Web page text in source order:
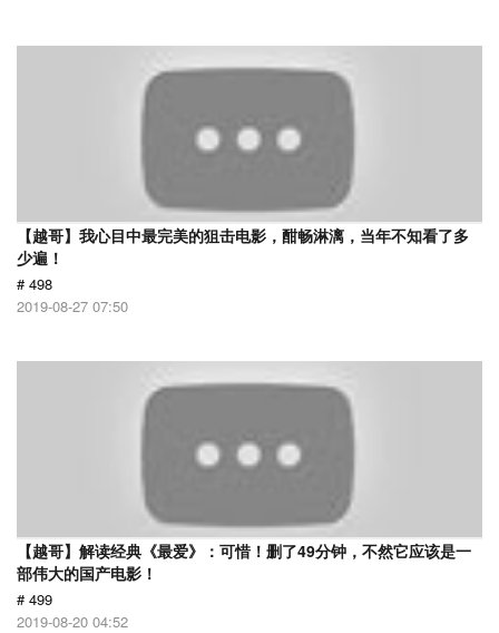
【越哥】我心目中最完美的狙击电影，酣畅淋漓，当年不知看了多
少遍！
# 498
2019-08-27 07:50
【越哥】解读经典《最爱》：可惜！删了49分钟，不然它应该是一
部伟大的国产电影！
# 499
2019-08-20 04:52